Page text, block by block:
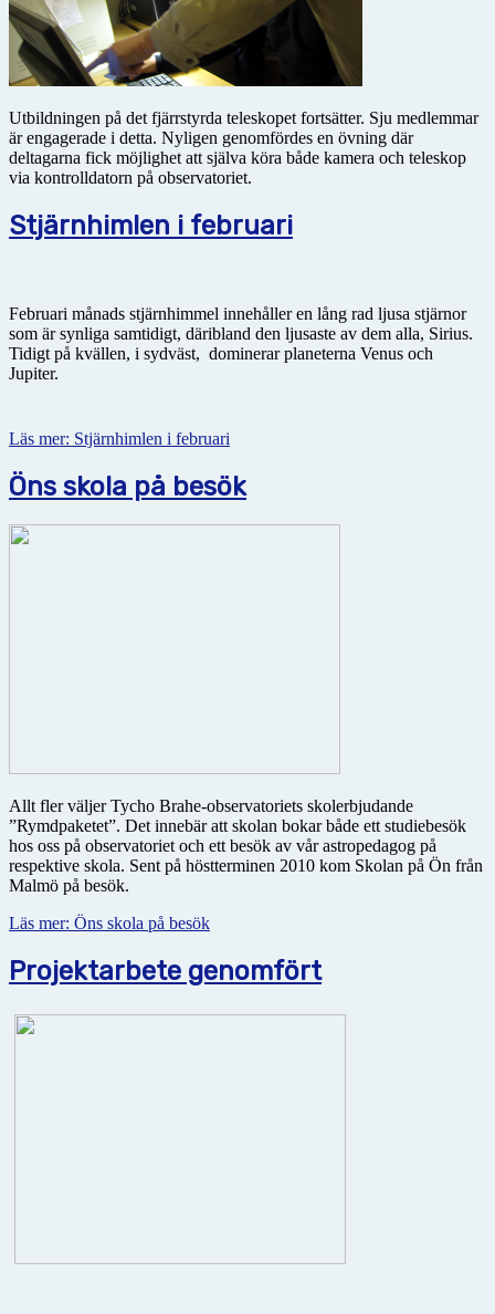
Utbildningen på det fjärrstyrda teleskopet fortsätter. Sju medlemmar
är engagerade i detta. Nyligen genomfördes en övning där
deltagarna fick möjlighet att själva köra både kamera och teleskop
via kontrolldatorn på observatoriet.
Stjärnhimlen i februari
Februari månads stjärnhimmel innehåller en lång rad ljusa stjärnor
som är synliga samtidigt, däribland den ljusaste av dem alla, Sirius.
Tidigt på kvällen, i sydväst, dominerar planeterna Venus och
Jupiter.
Läs mer: Stjärnhimlen i februari
Öns skola på besök
Allt fler väljer Tycho Brahe-observatoriets skolerbjudande
”Rymdpaketet”. Det innebär att skolan bokar både ett studiebesök
hos oss på observatoriet och ett besök av vår astropedagog på
respektive skola. Sent på höstterminen 2010 kom Skolan på Ön från
Malmö på besök.
Läs mer: Öns skola på besök
Projektarbete genomfört